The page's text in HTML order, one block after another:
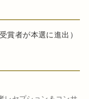
賞者が本選に進出）